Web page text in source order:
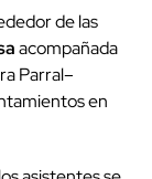
de las
acompañada
Parral–
en